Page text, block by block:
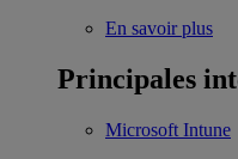
En savoir plus
Principales
Microsoft Intune